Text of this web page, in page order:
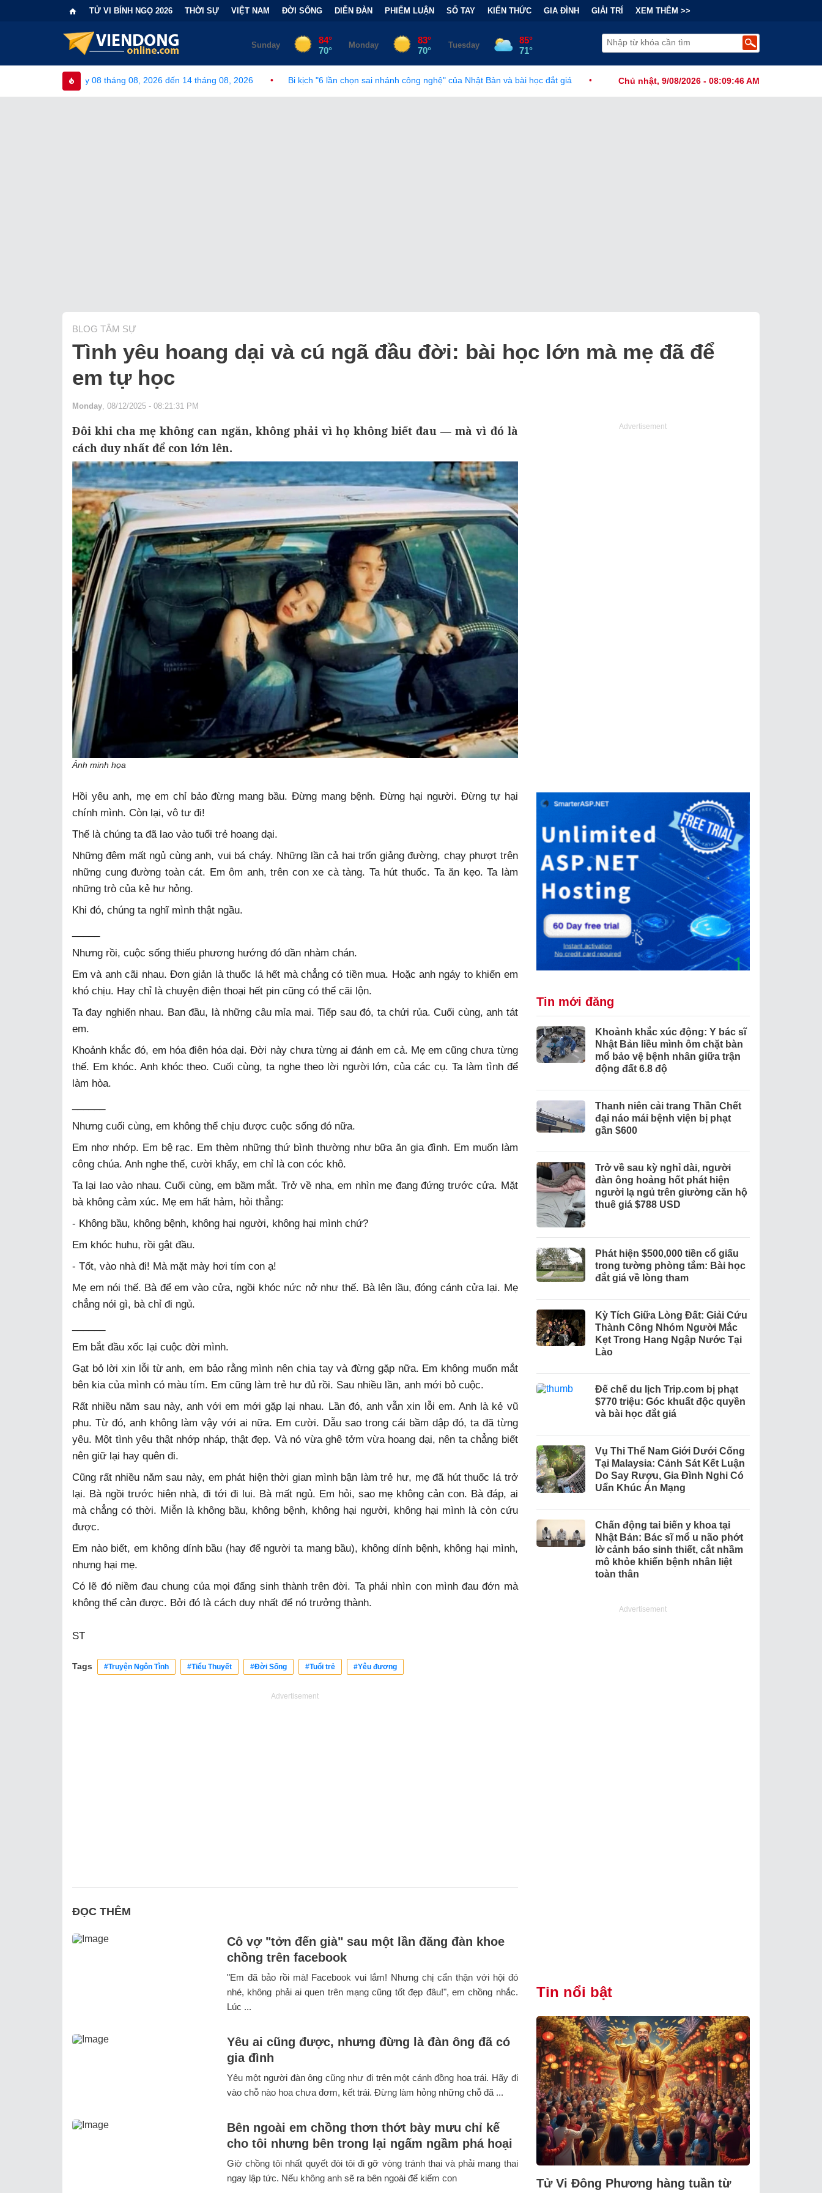
TỬ VI BÍNH NGỌ 2026 THỜI SỰ VIỆT NAM ĐỜI SỐNG DIỄN ĐÀN PHIẾM LUẬN SỔ TAY KIẾN THỨC GIA ĐÌNH GIẢI TRÍ XEM THÊM >>
Chủ nhật, 9/08/2026 - 08:09:47 AM
08 tháng 08, 2026 đến 14 tháng 08, 2026 • Bi kịch "6 lần chọn sai nhánh công nghệ" của Nhật Bản và bài học đắt giá • Bẫy Tài Chính Đằng Sau "Cơn Sốt" Trà Sữa Nhượng Quyền: Lợi Nhuận
BLOG TÂM SỰ
Tình yêu hoang dại và cú ngã đầu đời: bài học lớn mà mẹ đã để
em tự học
Monday , 08/12/2025 - 08:21:31 PM
Đôi khi cha mẹ không can ngăn, không phải vì họ không biết đau — mà vì đó là
cách duy nhất để con lớn lên.
Ảnh minh họa
Hồi yêu anh, mẹ em chỉ bảo đừng mang bầu. Đừng mang bệnh. Đừng hại người. Đừng tự hại
chính mình. Còn lại, vô tư đi!
Thế là chúng ta đã lao vào tuổi trẻ hoang dại.
Những đêm mất ngủ cùng anh, vui bá cháy. Những lần cả hai trốn giảng đường, chạy phượt trên
những cung đường toàn cát. Em ôm anh, trên con xe cà tàng. Ta hút thuốc. Ta ăn kẹo. Ta làm
những trò của kẻ hư hỏng.
Khi đó, chúng ta nghĩ mình thật ngầu.
Nhưng rồi, cuộc sống thiếu phương hướng đó dần nhàm chán.
Em và anh cãi nhau. Đơn giản là thuốc lá hết mà chẳng có tiền mua. Hoặc anh ngáy to khiến em
khó chịu. Hay chỉ là chuyện điện thoại hết pin cũng có thể cãi lộn.
Ta đay nghiến nhau. Ban đầu, là những câu mỉa mai. Tiếp sau đó, ta chửi rủa. Cuối cùng, anh tát
em.
Khoảnh khắc đó, em hóa điên hóa dại. Đời này chưa từng ai đánh em cả. Mẹ em cũng chưa từng
thế. Em khóc. Anh khóc theo. Cuối cùng, ta nghe theo lời người lớn, của các cụ. Ta làm tình để
làm hòa.
Nhưng cuối cùng, em không thể chịu được cuộc sống đó nữa.
Em nhơ nhớp. Em bệ rạc. Em thèm những thứ bình thường như bữa ăn gia đình. Em muốn làm
công chúa. Anh nghe thế, cười khẩy, em chỉ là con cóc khô.
Ta lại lao vào nhau. Cuối cùng, em bầm mắt. Trở về nha, em nhìn mẹ đang đứng trước cửa. Mặt
bà không cảm xúc. Mẹ em hất hảm, hỏi thẳng:
- Không bầu, không bệnh, không hại người, không hại mình chứ?
Em khóc huhu, rồi gật đầu.
- Tốt, vào nhà đi! Mà mặt mày hơi tím con ạ!
Mẹ em nói thế. Bà để em vào cửa, ngồi khóc nức nở như thế. Bà lên lầu, đóng cánh cửa lại. Mẹ
chẳng nói gì, bà chỉ đi ngủ.
Em bắt đầu xốc lại cuộc đời mình.
Gạt bỏ lời xin lỗi từ anh, em bảo rằng mình nên chia tay và đừng gặp nữa. Em không muốn mắt
bên kia của mình có màu tím. Em cũng làm trẻ hư đủ rồi. Sau nhiều lần, anh mới bỏ cuộc.
Rất nhiều năm sau này, anh với em mới gặp lại nhau. Lần đó, anh vẫn xin lỗi em. Anh là kẻ vũ
phu. Từ đó, anh không làm vậy với ai nữa. Em cười. Dẫu sao trong cái bầm dập đó, ta đã từng
yêu. Một tình yêu thật nhớp nháp, thật đẹp. Và nó vừa ghê tởm vừa hoang dại, nên ta chẳng biết
nên giữ lại hay quên đi.
Cũng rất nhiều năm sau này, em phát hiện thời gian mình bận làm trẻ hư, mẹ đã hút thuốc lá trở
lại. Bà ngồi trước hiên nhà, đi tới đi lui. Bà mất ngủ. Em hỏi, sao mẹ không cản con. Bà đáp, ai
mà chẳng có thời. Miễn là không bầu, không bệnh, không hại người, không hại mình là còn cứu
được.
Em nào biết, em không dính bầu (hay để người ta mang bầu), không dính bệnh, không hại mình,
nhưng hại mẹ.
Có lẽ đó niềm đau chung của mọi đấng sinh thành trên đời. Ta phải nhìn con mình đau đớn mà
không thể cản được. Bởi đó là cách duy nhất để nó trưởng thành.
ST
Tags #Truyện Ngôn Tình #Tiểu Thuyết #Đời Sống #Tuổi trẻ #Yêu đương
Advertisement
ĐỌC THÊM
Cô vợ "tởn đến già" sau một lần đăng đàn khoe
chồng trên facebook
"Em đã bảo rồi mà! Facebook vui lắm! Nhưng chị cẩn thận với hội đó
nhé, không phải ai quen trên mạng cũng tốt đẹp đâu!", em chồng nhắc.
Lúc ...
Yêu ai cũng được, nhưng đừng là đàn ông đã có
gia đình
Yêu một người đàn ông cũng như đi trên một cánh đồng hoa trái. Hãy đi
vào chỗ nào hoa chưa đơm, kết trái. Đừng làm hỏng những chỗ đã ...
Bên ngoài em chồng thơn thớt bày mưu chỉ kế
cho tôi nhưng bên trong lại ngấm ngầm phá hoại
Giờ chồng tôi nhất quyết đòi tôi đi gỡ vòng tránh thai và phải mang thai
ngay lập tức. Nếu không anh sẽ ra bên ngoài để kiếm con
Advertisement
Tin mới đăng
Khoảnh khắc xúc động: Y bác sĩ
Nhật Bản liều mình ôm chặt bàn
mổ bảo vệ bệnh nhân giữa trận
động đất 6.8 độ
Thanh niên cải trang Thần Chết
đại náo mái bệnh viện bị phạt
gần $600
Trở về sau kỳ nghỉ dài, người
đàn ông hoảng hốt phát hiện
người lạ ngủ trên giường căn hộ
thuê giá $788 USD
Phát hiện $500,000 tiền cổ giấu
trong tường phòng tắm: Bài học
đắt giá về lòng tham
Kỳ Tích Giữa Lòng Đất: Giải Cứu
Thành Công Nhóm Người Mắc
Kẹt Trong Hang Ngập Nước Tại
Lào
Đế chế du lịch Trip.com bị phạt
$770 triệu: Góc khuất độc quyền
và bài học đắt giá
Vụ Thi Thể Nam Giới Dưới Cống
Tại Malaysia: Cảnh Sát Kết Luận
Do Say Rượu, Gia Đình Nghi Có
Uẩn Khúc Án Mạng
Chấn động tai biến y khoa tại
Nhật Bản: Bác sĩ mổ u não phớt
lờ cảnh báo sinh thiết, cắt nhầm
mô khỏe khiến bệnh nhân liệt
toàn thân
Advertisement
Tin nổi bật
Tử Vi Đông Phương hàng tuần từ